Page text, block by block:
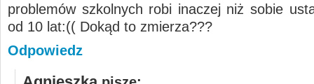
problemów szkolnych robi inaczej niż sobie
od 10 lat:(( Dokąd to zmierza???
Odpowiedz